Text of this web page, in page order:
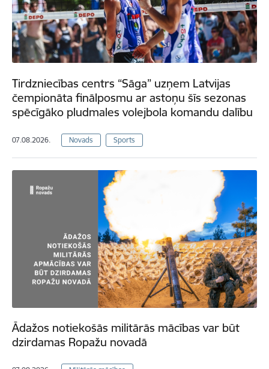
Tirdzniecības centrs “Sāga” uzņem Latvijas
čempionāta finālposmu ar astoņu šīs sezonas
spēcīgāko pludmales volejbola komandu dalību
07.08.2026. Novads Sports
Ādažos notiekošās militārās mācības var būt
dzirdamas Ropažu novadā